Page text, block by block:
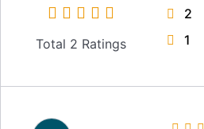
Total 2 Ratings
2
1